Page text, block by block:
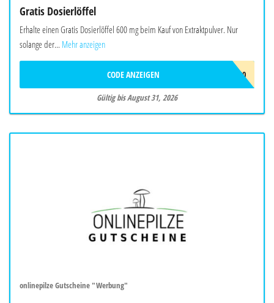
Gratis Dosierlöffel
Erhalte einen Gratis Dosierlöffel 600 mg beim Kauf von Extraktpulver. Nur
solange der... Mehr anzeigen
DOSIERLÖFFEL-600
CODE ANZEIGEN
Gültig bis August 31, 2026
onlinepilze Gutscheine "Werbung"